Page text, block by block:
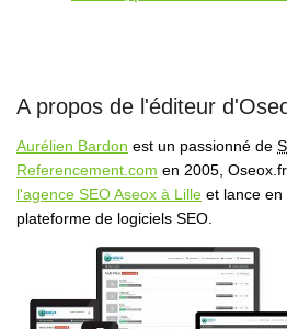
A propos de l'éditeur
Aurélien Bardon est un passionné de
Referencement.com en 2005,
l'agence SEO Aseox à Lille et lance en
plateforme de logiciels SEO.